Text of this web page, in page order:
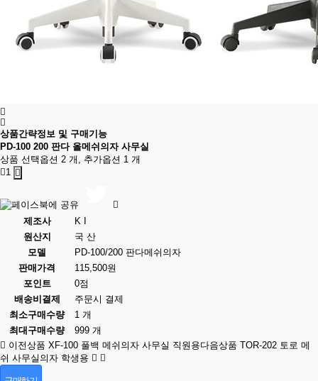
상품간략정보 및 구매기능
PD-100 200 판다 올메쉬의자 사무실
상품 선택옵션 2 개, 추가옵션 1 개
1
제조사
K I
원산지
국 산
모델
PD-100/200 판다메쉬의자
판매가격
115,500원
포인트
0점
배송비결제
주문시 결제
최소구매수량
1 개
최대구매수량
999 개
이전상품 XF-100 풀백 메쉬의자 사무실 직원용다음상품 TOR-202 토로 메
쉬 사무실의자 학생용